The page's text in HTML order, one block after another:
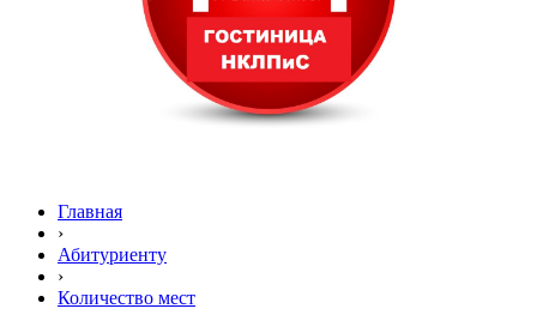
Главная
›
Абитуриенту
›
Количество мест